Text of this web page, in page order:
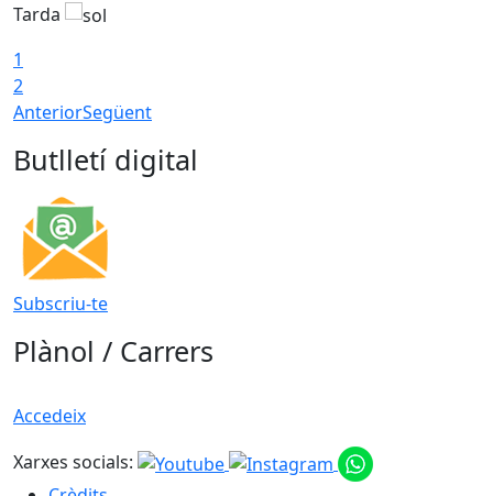
Tarda
1
2
AnteriorSegüent
Butlletí digital
Subscriu-te
Plànol / Carrers
Accedeix
Xarxes socials: